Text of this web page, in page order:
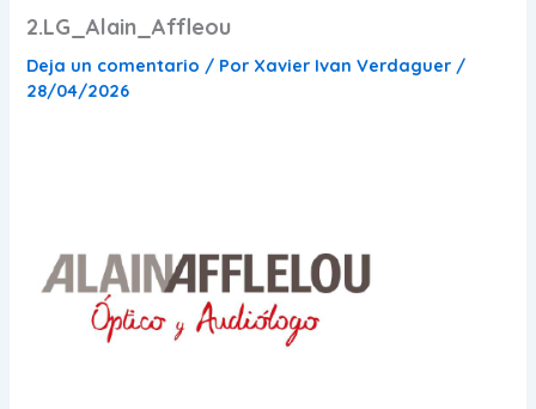
2.LG_Alain_Affleou
Deja un comentario / Por Xavier Ivan Verdaguer /
28/04/2026